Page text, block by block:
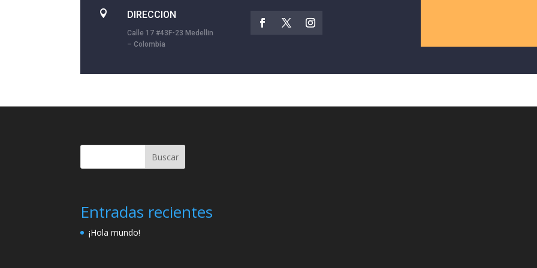
 DIRECCION
Calle 17 #43F-23 Medellin
– Colombia
Buscar
Entradas recientes
¡Hola mundo!